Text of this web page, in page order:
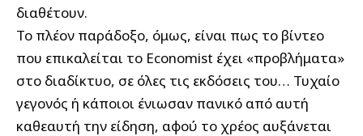
διαθέτουν.
Το πλέον παράδοξο, όμως, είναι πως το βίντεο
που επικαλείται το Economist έχει «προβλήματα»
στο διαδίκτυο, σε όλες τις εκδόσεις του… Τυχαίο
γεγονός ή κάποιοι ένιωσαν πανικό από αυτή
καθεαυτή την είδηση, αφού το χρέος αυξάνεται